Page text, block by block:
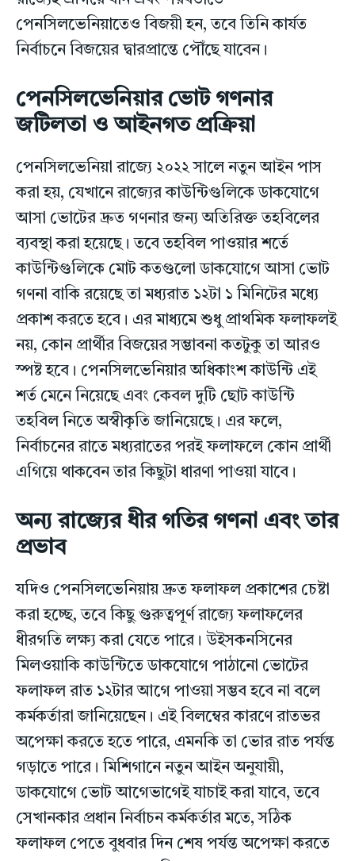
পেনসিলভেনিয়াতেও বিজয়ী হন, তবে তিনি কার্যত
নির্বাচনে বিজয়ের দ্বারপ্রান্তে পৌঁছে যাবেন।
পেনসিলভেনিয়ার ভোট গণনার
জটিলতা ও আইনগত প্রক্রিয়া
পেনসিলভেনিয়া রাজ্যে ২০২২ সালে নতুন আইন পাস
করা হয়, যেখানে রাজ্যের কাউন্টিগুলিকে ডাকযোগে
আসা ভোটের দ্রুত গণনার জন্য অতিরিক্ত তহবিলের
ব্যবস্থা করা হয়েছে। তবে তহবিল পাওয়ার শর্তে
কাউন্টিগুলিকে মোট কতগুলো ডাকযোগে আসা ভোট
গণনা বাকি রয়েছে তা মধ্যরাত ১২টা ১ মিনিটের মধ্যে
প্রকাশ করতে হবে। এর মাধ্যমে শুধু প্রাথমিক ফলাফলই
নয়, কোন প্রার্থীর বিজয়ের সম্ভাবনা কতটুকু তা আরও
স্পষ্ট হবে। পেনসিলভেনিয়ার অধিকাংশ কাউন্টি এই
শর্ত মেনে নিয়েছে এবং কেবল দুটি ছোট কাউন্টি
তহবিল নিতে অস্বীকৃতি জানিয়েছে। এর ফলে,
নির্বাচনের রাতে মধ্যরাতের পরই ফলাফলে কোন প্রার্থী
এগিয়ে থাকবেন তার কিছুটা ধারণা পাওয়া যাবে।
অন্য রাজ্যের ধীর গতির গণনা এবং তার
প্রভাব
যদিও পেনসিলভেনিয়ায় দ্রুত ফলাফল প্রকাশের চেষ্টা
করা হচ্ছে, তবে কিছু গুরুত্বপূর্ণ রাজ্যে ফলাফলের
ধীরগতি লক্ষ্য করা যেতে পারে। উইসকনসিনের
মিলওয়াকি কাউন্টিতে ডাকযোগে পাঠানো ভোটের
ফলাফল রাত ১২টার আগে পাওয়া সম্ভব হবে না বলে
কর্মকর্তারা জানিয়েছেন। এই বিলম্বের কারণে রাতভর
অপেক্ষা করতে হতে পারে, এমনকি তা ভোর রাত পর্যন্ত
গড়াতে পারে। মিশিগানে নতুন আইন অনুযায়ী,
ডাকযোগে ভোট আগেভাগেই যাচাই করা যাবে, তবে
সেখানকার প্রধান নির্বাচন কর্মকর্তার মতে, সঠিক
ফলাফল পেতে বুধবার দিন শেষ পর্যন্ত অপেক্ষা করতে